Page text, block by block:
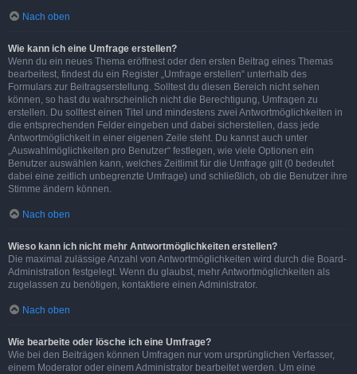
Nach oben
Wie kann ich eine Umfrage erstellen?
Wenn du ein neues Thema eröffnest oder den ersten Beitrag eines Themas
bearbeitest, findest du ein Register „Umfrage erstellen“ unterhalb des
Formulars zur Beitragserstellung. Solltest du diesen Bereich nicht sehen
können, so hast du wahrscheinlich nicht die Berechtigung, Umfragen zu
erstellen. Du solltest einen Titel und mindestens zwei Antwortmöglichkeiten in
die entsprechenden Felder eingeben und dabei sicherstellen, dass jede
Antwortmöglichkeit in einer eigenen Zeile steht. Du kannst auch unter
„Auswahlmöglichkeiten pro Benutzer“ festlegen, wie viele Optionen ein
Benutzer auswählen kann, welches Zeitlimit für die Umfrage gilt (0 bedeutet
dabei eine zeitlich unbegrenzte Umfrage) und schließlich, ob die Benutzer ihre
Stimme ändern können.
Nach oben
Wieso kann ich nicht mehr Antwortmöglichkeiten erstellen?
Die maximal zulässige Anzahl von Antwortmöglichkeiten wird durch die Board-
Administration festgelegt. Wenn du glaubst, mehr Antwortmöglichkeiten als
zugelassen zu benötigen, kontaktiere einen Administrator.
Nach oben
Wie bearbeite oder lösche ich eine Umfrage?
Wie bei den Beiträgen können Umfragen nur vom ursprünglichen Verfasser,
einem Moderator oder einem Administrator bearbeitet werden. Um eine